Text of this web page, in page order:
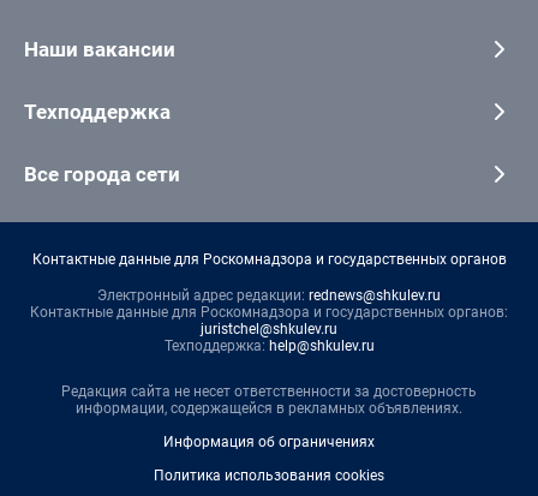
Наши вакансии
Техподдержка
Все города сети
Контактные данные для Роскомнадзора и государственных органов
Электронный адрес редакции: rednews@shkulev.ru
Контактные данные для Роскомнадзора и государственных органов:
juristchel@shkulev.ru
Техподдержка: help@shkulev.ru
Редакция сайта не несет ответственности за достоверность
информации, содержащейся в рекламных объявлениях.
Информация об ограничениях
Политика использования cookies